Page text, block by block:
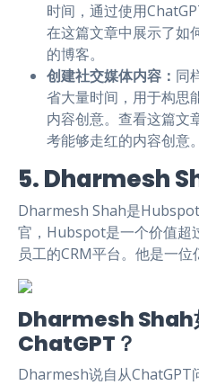
时间，通过使用
在这篇文章中展示了如
的博客。
创建社交媒体内容： 同
省大量时间，用于构思
内容创意。查看这篇文
考能够走红的内容创意。
5. Dharmesh
Dharmesh Shah是
官，Hubspot是一个价值超
员工的CRM平台。他是一位
Dharmesh Shah
ChatGPT？
Dharmesh说自从ChatGPT